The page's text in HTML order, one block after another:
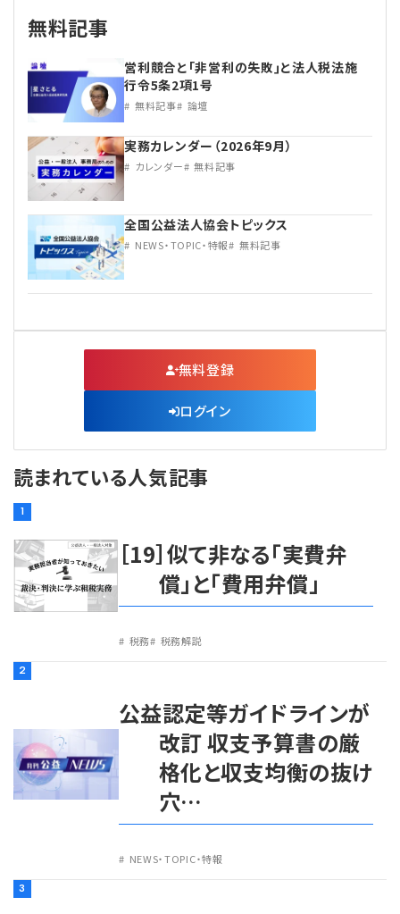
無料記事
営利競合と｢非営利の失敗｣と法人税法施
行令5条2項1号
無料記事 論壇
実務カレンダー（2026年9月）
カレンダー 無料記事
全国公益法人協会トピックス
NEWS・TOPIC・特報 無料記事
無料登録
ログイン
読まれている人気記事
1
［19］似て非なる「実費弁
償」と「費用弁償」
税務 税務解説
2
公益認定等ガイドラインが
改訂 収支予算書の厳
格化と収支均衡の抜け
穴…
NEWS・TOPIC・特報
3